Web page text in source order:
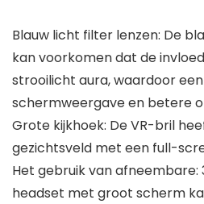
Blauw licht filter lenzen: De
kan voorkomen dat de
strooilicht aura, waardoor
schermweergave en betere
Grote kijkhoek: De VR-bril
gezichtsveld met een full-
Het gebruik van afneembare:
headset met groot scherm